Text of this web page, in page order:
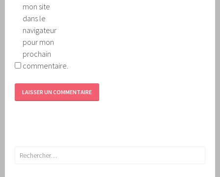
mon site
dans le
navigateur
pour mon
prochain
commentaire.
Rechercher :